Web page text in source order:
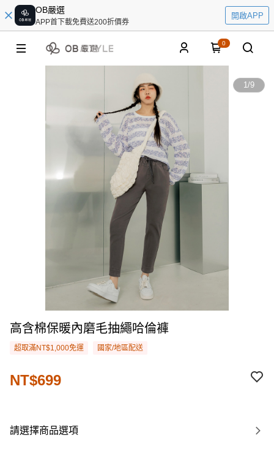
OB嚴選
APP首下載免費送200折價券
開啟APP
0
1/9
高含棉保暖內磨毛抽繩哈倫褲
超取滿NT$1,000免運 國家/地區配送
NT$699
請選擇商品選項